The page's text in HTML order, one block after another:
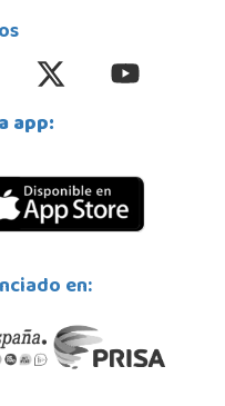
app:
en: